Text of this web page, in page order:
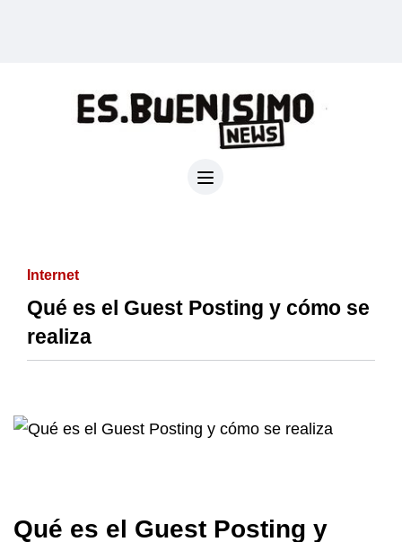
Internet
Qué es el Guest Posting y cómo se
realiza
Qué es el Guest Posting y